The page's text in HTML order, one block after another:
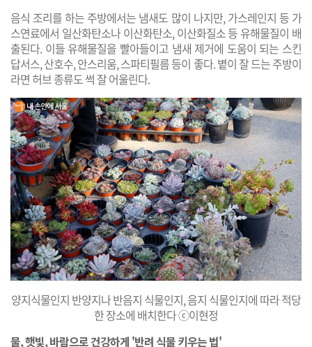
음식 조리를 하는 주방에서는 냄새도 많이 나지만, 가스레인지 등 가
스연료에서 일산화탄소나 이산화탄소, 이산화질소 등 유해물질이 배
출된다. 이들 유해물질을 빨아들이고 냄새 제거에 도움이 되는 스킨
답서스, 산호수, 안스리움, 스파티필름 등이 좋다. 볕이 잘 드는 주방이
라면 허브 종류도 썩 잘 어울린다.
양지식물인지 반양지나 반음지 식물인지, 음지 식물인지에 따라 적당
한 장소에 배치한다 ⓒ이현정
물, 햇빛, 바람으로 건강하게 '반려 식물 키우는 법'